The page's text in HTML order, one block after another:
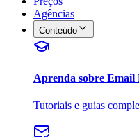
Agências
Conteúdo
Aprenda sobre
Tutoriais e guias